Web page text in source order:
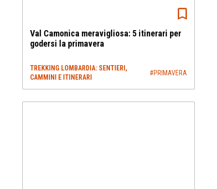
Val Camonica meravigliosa: 5 itinerari per
godersi la primavera
TREKKING LOMBARDIA: SENTIERI,
CAMMINI E ITINERARI
#PRIMAVERA